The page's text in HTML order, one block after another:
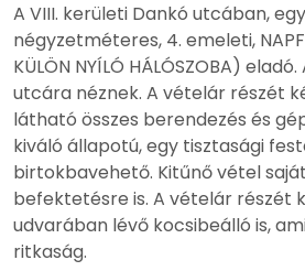
A VIII. kerületi Dankó utcában,
négyzetméteres, 4. emeleti,
KÜLÖN NYÍLÓ HÁLÓSZOBA)
utcára néznek. A vételár részét
látható összes berendezés és
kiváló állapotú, egy tisztasági
birtokbavehető. Kitűnő vétel
befektetésre is. A vételár részét
udvarában lévő kocsibeálló is,
ritkaság.